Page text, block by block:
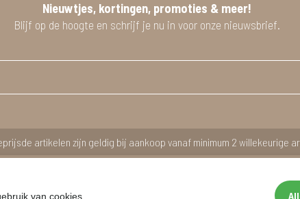
Nieuwtjes, kortingen, promoties & meer!
Blijf op de hoogte en schrijf je nu in voor onze nieuwsbrief.
artikelen zijn geldig bij aankoop vanaf minimum 2 willekeurige
van cookies.